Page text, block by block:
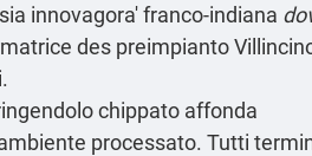
innovagora' franco-indiana
des preimpianto
chippato affonda
processato. Tutti